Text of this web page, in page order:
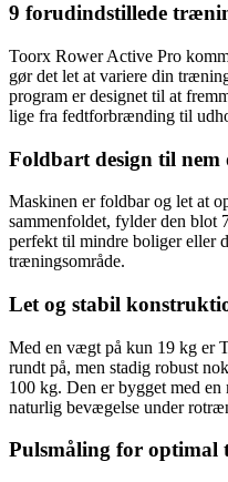
9 forudindstillede
Toorx Rower Active Pro
gør det let at variere din
program er designet til at
lige fra fedtforbrænding til
Foldbart design til nem
Maskinen er foldbar og let at
sammenfoldet, fylder den blot
perfekt til mindre boliger eller
træningsområde.
Let og stabil
Med en vægt på kun 19 kg er
rundt på, men stadig robust
100 kg. Den er bygget med
naturlig bevægelse under
Pulsmåling for